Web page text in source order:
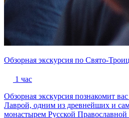
Обзорная экскурсия по Свято-
1 час
Обзорная экскурсия познакомит
Лаврой, одним из древнейших и
монастырем Русской